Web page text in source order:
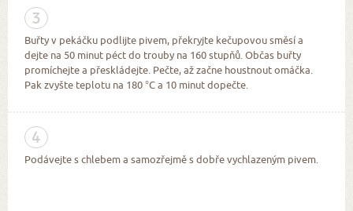
3
Buřty v pekáčku podlijte pivem, překryjte kečupovou směsí a
dejte na 50 minut péct do trouby na 160 stupňů. Občas buřty
promíchejte a přeskládejte. Pečte, až začne houstnout omáčka.
Pak zvyšte teplotu na 180 °C a 10 minut dopečte.
4
Podávejte s chlebem a samozřejmě s dobře vychlazeným pivem.